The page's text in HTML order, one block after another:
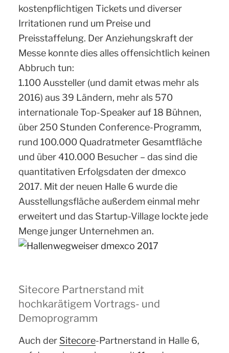
kostenpflichtigen Tickets und diverser
Irritationen rund um Preise und
Preisstaffelung. Der Anziehungskraft der
Messe konnte dies alles offensichtlich keinen
Abbruch tun:
1.100 Aussteller (und damit etwas mehr als
2016) aus 39 Ländern, mehr als 570
internationale Top-Speaker auf 18 Bühnen,
über 250 Stunden Conference-Programm,
rund 100.000 Quadratmeter Gesamtfläche
und über 410.000 Besucher – das sind die
quantitativen Erfolgsdaten der dmexco
2017. Mit der neuen Halle 6 wurde die
Ausstellungsfläche außerdem einmal mehr
erweitert und das Startup-Village lockte jede
Menge junger Unternehmen an.
Sitecore Partnerstand mit
hochkarätigem Vortrags- und
Demoprogramm
Auch der Sitecore-Partnerstand in Halle 6,